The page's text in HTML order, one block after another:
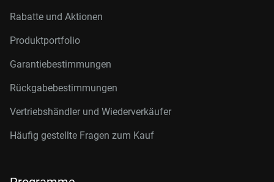
Rabatte und Aktionen
Produktportfolio
Garantiebestimmungen
Rückgabebestimmungen
Vertriebshändler und Wiederverkäufer
Häufig gestellte Fragen zum Kauf